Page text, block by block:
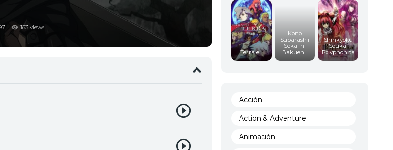
163 views
Terra e…
Kono
Subarashii
Sekai ni
Bakuen...
Shinkyoku
Soukai
Polyphonica
Acción
Action & Adventure
Animación